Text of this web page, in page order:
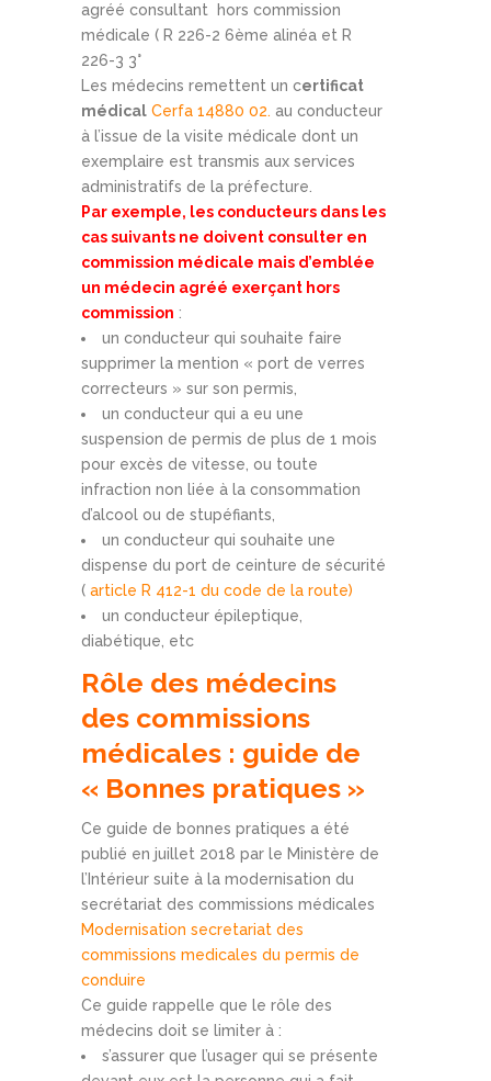
agréé consultant hors commission
médicale ( R 226-2 6ème alinéa et R
226-3 3°
Les médecins remettent un certificat
médical Cerfa 14880 02. au conducteur
à l’issue de la visite médicale dont un
exemplaire est transmis aux services
administratifs de la préfecture.
Par exemple, les conducteurs dans les
cas suivants ne doivent consulter en
commission médicale mais d’emblée
un médecin agréé exerçant hors
commission :
un conducteur qui souhaite faire
supprimer la mention « port de verres
correcteurs » sur son permis,
un conducteur qui a eu une
suspension de permis de plus de 1 mois
pour excès de vitesse, ou toute
infraction non liée à la consommation
d’alcool ou de stupéfiants,
un conducteur qui souhaite une
dispense du port de ceinture de sécurité
( article R 412-1 du code de la route)
un conducteur épileptique,
diabétique, etc
Rôle des médecins
des commissions
médicales : guide de
« Bonnes pratiques »
Ce guide de bonnes pratiques a été
publié en juillet 2018 par le Ministère de
l’Intérieur suite à la modernisation du
secrétariat des commissions médicales
Modernisation secretariat des
commissions medicales du permis de
conduire
Ce guide rappelle que le rôle des
médecins doit se limiter à :
s’assurer que l’usager qui se présente